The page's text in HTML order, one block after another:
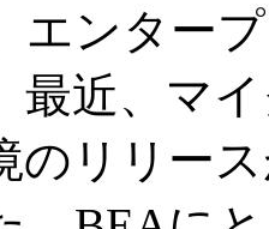
エンター
最近、マ
のリリー